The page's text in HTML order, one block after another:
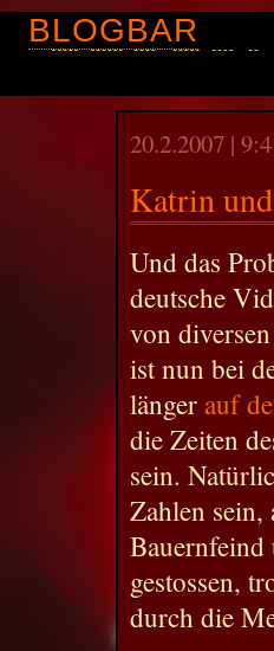
BLOGBAR
20.2.2007 |
Katrin
Und das
deutsche
von
ist nun bei
länger auf
die Zeiten
sein.
Zahlen sein,
Bauernfeind
gestossen,
durch die